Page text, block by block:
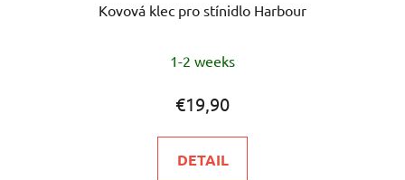
Kovová klec pro stínidlo Harbour
1-2 weeks
€19,90
DETAIL